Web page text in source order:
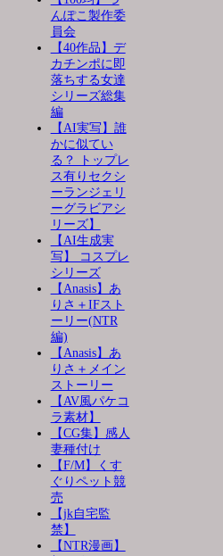
んぽこ製作委
員会
【40作品】デ
カチンポに即
落ちする女達
シリーズ総集
編
【AI実写】誰
かに似てい
る？ トップレ
ス有りセクシ
ーランジェリ
ーグラビアシ
リーズ】
【AI生成実
写】 コスプレ
シリーズ
【Anasis】あ
りさ＋IFスト
ーリー(NTR
編)
【Anasis】あ
りさ＋メイン
ストーリー
【AV風パケコ
ラ素材】
【CG集】感人
妻種付け
【F/M】くす
ぐりペット競
売
【jk自宅監
禁】
【NTR漫画】